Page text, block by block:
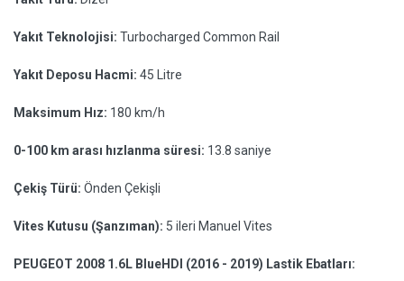
Yakıt Teknolojisi: Turbocharged Common Rail
Yakıt Deposu Hacmi: 45 Litre
Maksimum Hız: 180 km/h
0-100 km arası hızlanma süresi: 13.8 saniye
Çekiş Türü: Önden Çekişli
Vites Kutusu (Şanzıman): 5 ileri Manuel Vites
PEUGEOT 2008 1.6L BlueHDI (2016 - 2019) Lastik Ebatları: